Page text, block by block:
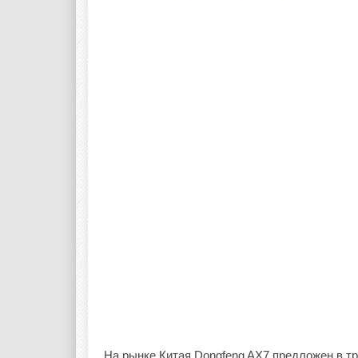
На рынке Китая Dongfeng AX7 предложен в